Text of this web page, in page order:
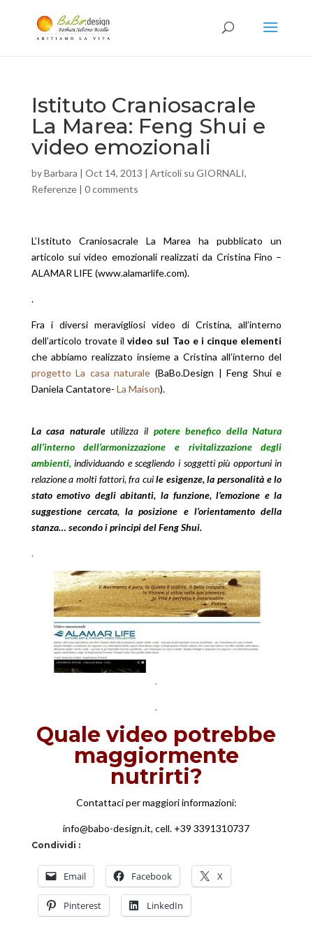
Istituto Craniosacrale
La Marea: Feng Shui e
video emozionali
byBarbara | Oct 14, 2013 | Articoli su GIORNALI,
Referenze| 0 comments
L’Istituto Craniosacrale La Marea ha pubblicato un
articolo sui video emozionali realizzati da Cristina Fino –
ALAMAR LIFE (www.alamarlife.com).
.
Fra i diversi meravigliosi video di Cristina, all’interno
dell’articolo trovate ilvideo sul Tao e i cinque elementi
che abbiamo realizzato insieme a Cristina all’interno del
progetto La casa naturale (BaBo.Design | Feng Shui e
Daniela Cantatore- La Maison).
La casa naturaleutilizza il potere benefico della Natura
all’interno dell’armonizzazione e rivitalizzazione degli
ambienti,individuando e scegliendo i soggetti più opportuni in
relazione a molti fattori, fra cuile esigenze, la personalità e lo
stato emotivo degli abitanti, la funzione, l’emozione e la
suggestione cercata, la posizione e l’orientamento della
stanza… secondo i principi del Feng Shui.
.
.
.
Quale video potrebbe
maggiormente
nutrirti?
Contattaci per maggiori informazioni:
info@babo-design.it, cell. +39 3391310737
Condividi :
Email Facebook X
Pinterest LinkedIn